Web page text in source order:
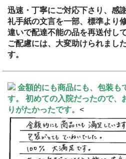
迅速・丁寧にご対応下さり、感
礼手紙の文言を一部、標準より
違いで配達不能の品を再送付し
ご配慮には、大変助けられまし
す。
金額的にも商品にも、包装も
す。 初めての入院だったので、
りがたかったです。 <